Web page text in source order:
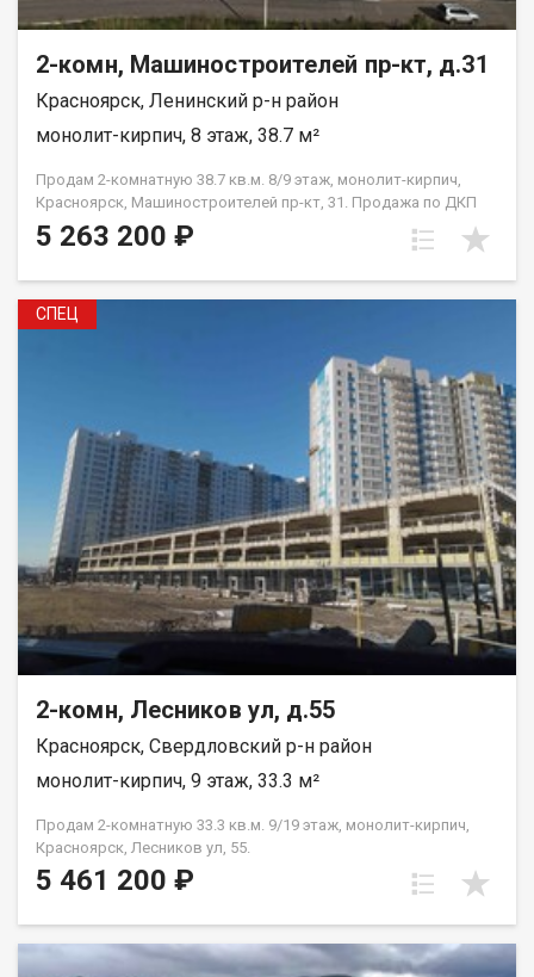
2-комн, Машиностроителей пр-кт, д.31
Красноярск, Ленинский р-н район
монолит-кирпич, 8 этаж, 38.7 м²
Продам 2-комнатную 38.7 кв.м. 8/9 этаж, монолит-кирпич,
Красноярск, Машиностроителей пр-кт, 31. Продажа по ДКП
НЕ ОТ ЗАСТРОЙЩИКА
5 263 200 ₽
СПЕЦ
2-комн, Лесников ул, д.55
Красноярск, Свердловский р-н район
монолит-кирпич, 9 этаж, 33.3 м²
Продам 2-комнатную 33.3 кв.м. 9/19 этаж, монолит-кирпич,
Красноярск, Лесников ул, 55.
5 461 200 ₽